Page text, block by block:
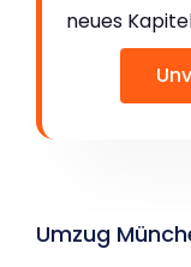
neues
Umzug